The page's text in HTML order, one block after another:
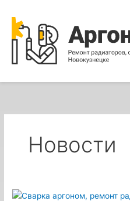
содержимому
Новости
Сварка